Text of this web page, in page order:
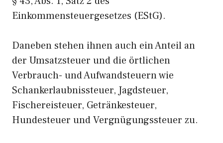
Einkommensteuergesetzes (EStG).
Daneben stehen ihnen auch ein Anteil an
der Umsatzsteuer und die örtlichen
Verbrauch- und Aufwandsteuern wie
Schankerlaubnissteuer, Jagdsteuer,
Fischereisteuer, Getränkesteuer,
Hundesteuer und Vergnügungssteuer zu.